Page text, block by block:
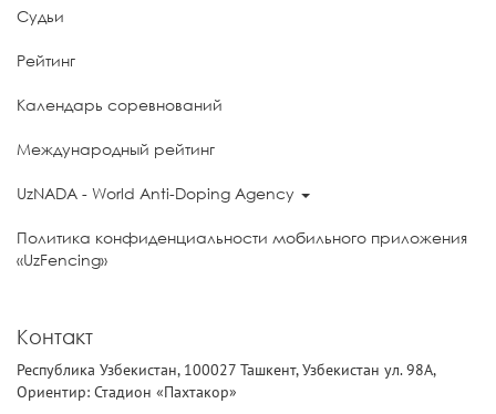
Судьи
Рейтинг
Календарь соревнований
Международный рейтинг
UzNADA - World Anti-Doping Agency
Политика конфиденциальности мобильного приложения
«UzFencing»
Контакт
Республика Узбекистан, 100027 Ташкент, Узбекистан ул. 98А,
Ориентир: Стадион «Пахтакор»